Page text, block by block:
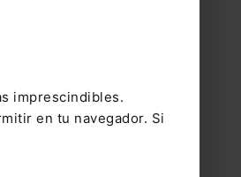
imprescindibles.
en tu navegador. Si